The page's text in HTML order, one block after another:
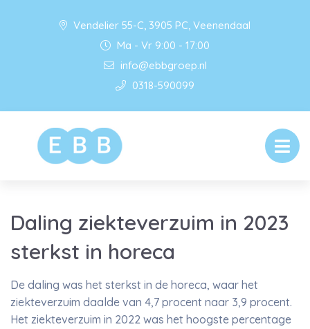
Vendelier 55-C, 3905 PC, Veenendaal
Ma - Vr 9:00 - 17:00
info@ebbgroep.nl
0318-590099
Daling ziekteverzuim in 2023
sterkst in horeca
De daling was het sterkst in de horeca, waar het
ziekteverzuim daalde van 4,7 procent naar 3,9 procent.
Het ziekteverzuim in 2022 was het hoogste percentage